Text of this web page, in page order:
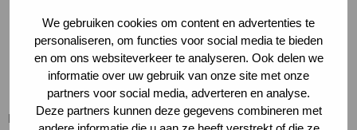
We gebruiken cookies om content en advertenties te
personaliseren, om functies voor social media te bieden
en om ons websiteverkeer te analyseren. Ook delen we
informatie over uw gebruik van onze site met onze
partners voor social media, adverteren en analyse.
Deze partners kunnen deze gegevens combineren met
houten vloeren of vloer van holle baksteen of lichtbeton
elementen (betonvloer ≤ 150 mm). Mits deze voorzien
zijn van verlaagd plafond van gipskarton (vrijhangend of
op veerregels) of minerale wol van minimaal 50 mm.
De geluidwering hangt van veel invloeden af. De hier